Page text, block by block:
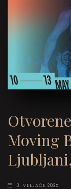
Moving
3. VELJAČE 2025.